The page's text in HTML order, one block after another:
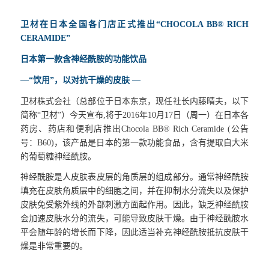
卫材在日本全国各门店正式推出“CHOCOLA BB® RICH
CERAMIDE”
日本第一款含神经酰胺的功能饮品
—“饮用”，以对抗干燥的皮肤 —
卫材株式会社（总部位于日本东京，现任社长内藤晴夫，以下
简称“卫材”）今天宣布,将于2016年10月17日（周一）在日本各
药房、药店和便利店推出Chocola BB® Rich Ceramide (公告
号：B60)，该产品是日本的第一款功能食品，含有提取自大米
的葡萄糖神经酰胺。
神经酰胺是人皮肤表皮层的角质层的组成部分。通常神经酰胺
填充在皮肤角质层中的细胞之间，并在抑制水分流失以及保护
皮肤免受紫外线的外部刺激方面起作用。因此，缺乏神经酰胺
会加速皮肤水分的流失，可能导致皮肤干燥。由于神经酰胺水
平会随年龄的增长而下降，因此适当补充神经酰胺抵抗皮肤干
燥是非常重要的。